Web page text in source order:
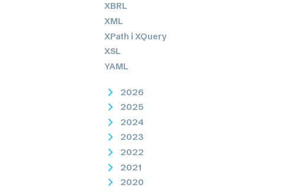
XBRL
XML
XPath i XQuery
XSL
YAML
2026
2025
2024
2023
2022
2021
2020